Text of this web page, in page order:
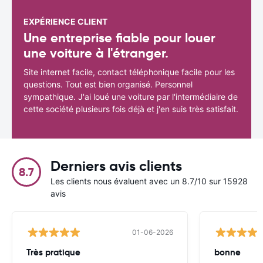
EXPÉRIENCE CLIENT
Une entreprise fiable pour louer
une voiture à l'étranger.
Site internet facile, contact téléphonique facile pour les
questions. Tout est bien organisé. Personnel
sympathique. J'ai loué une voiture par l'intermédiaire de
cette société plusieurs fois déjà et j'en suis très satisfait.
8.7 Derniers avis clients
Les clients nous évaluent avec un 8.7/10 sur 15928
avis
01-06-2026
Très pratique bonne